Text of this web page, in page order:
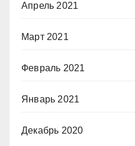
Апрель 2021
Март 2021
Февраль 2021
Январь 2021
Декабрь 2020